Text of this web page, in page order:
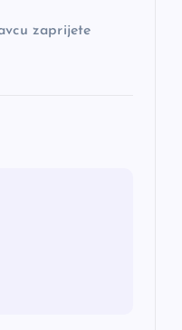
zaprijete